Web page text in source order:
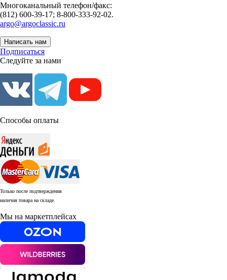
Многоканальный телефон/факс:
(812) 600-39-17; 8-800-333-92-02.
argo@argoclassic.ru
Написать нам
Подписаться
Следуйте за нами
Способы оплаты
Только после подтверждения
наличия товара на складе.
Мы на маркетплейсах